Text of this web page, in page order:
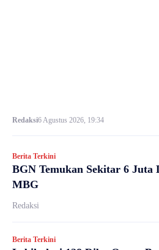
Redaksi6 Agustus 2026, 19:34
Berita Terkini
BGN Temukan Sekitar 6 Juta
MBG
Redaksi
Berita Terkini